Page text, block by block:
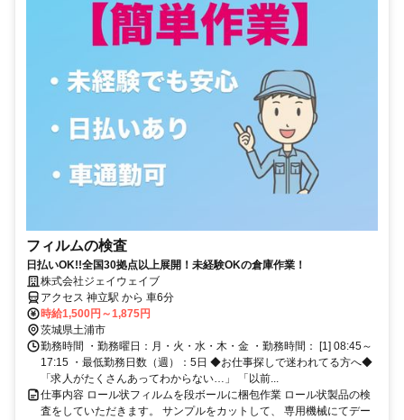
フィルムの検査
日払いOK!!全国30拠点以上展開！未経験OKの倉庫作業！
株式会社ジェイウェイブ
アクセス 神立駅 から 車6分
時給1,500円～1,875円
茨城県土浦市
勤務時間 ・勤務曜日：月・火・水・木・金 ・勤務時間： [1] 08:45～
17:15 ・最低勤務日数（週）：5日 ◆お仕事探しで迷われてる方へ◆
「求人がたくさんあってわからない…」 「以前...
仕事内容 ロール状フィルムを段ボールに梱包作業 ロール状製品の検
査をしていただきます。 サンプルをカットして、 専用機械にてデー